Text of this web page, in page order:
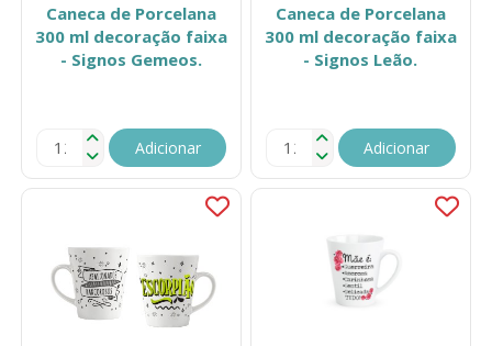
Caneca de Porcelana
300 ml decoração faixa
- Signos Gemeos.
Adicionar
Caneca de Porcelana
300 ml decoração faixa
- Signos Leão.
Adicionar